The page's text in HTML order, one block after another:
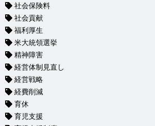
社会保険料
社会貢献
福利厚生
米大統領選挙
精神障害
経営体制見直し
経営戦略
経費削減
育休
育児支援